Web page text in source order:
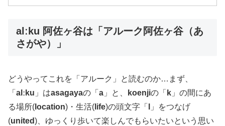
alːku 阿佐ヶ谷は「アルーク阿佐ヶ谷（あ
さがや）」
どうやってこれを「アルーク」と読むのか…まず、
「 alːku 」はasagayaの「 a 」と、 koenjiの「 k 」の間にあ
る場所( location)・生活( life)の頭文字「
」をつなげ
(united )、ゆっくり歩いて楽しんでもらいたいという思い